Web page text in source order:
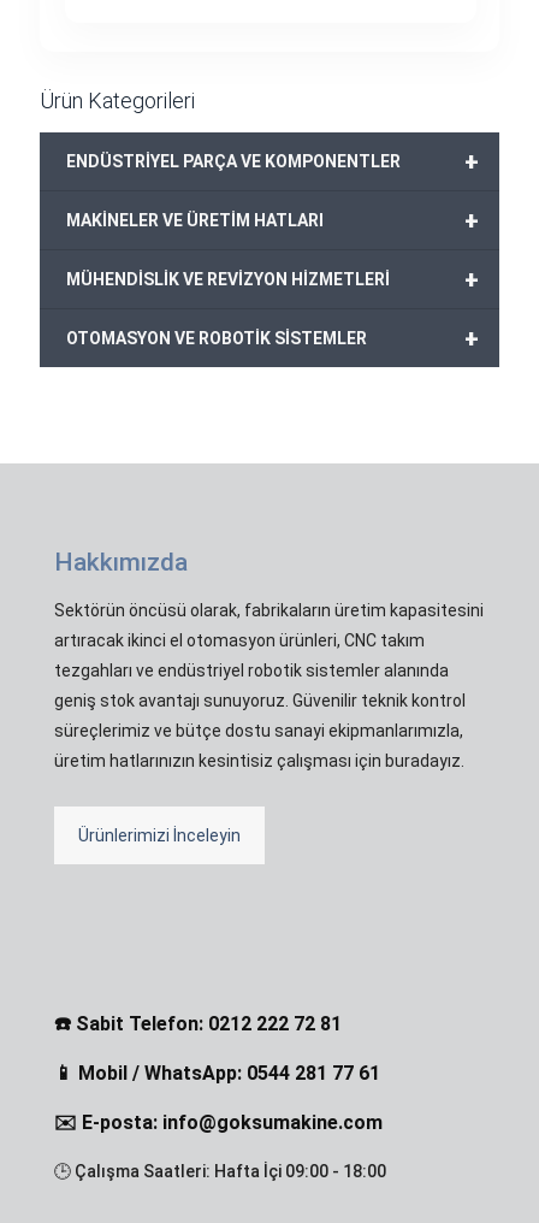
Ürün Kategorileri
+
ENDÜSTRİYEL PARÇA VE KOMPONENTLER
+
MAKİNELER VE ÜRETİM HATLARI
+
MÜHENDİSLİK VE REVİZYON HİZMETLERİ
+
OTOMASYON VE ROBOTİK SİSTEMLER
Hakkımızda
Sektörün öncüsü olarak, fabrikaların üretim kapasitesini
artıracak ikinci el otomasyon ürünleri, CNC takım
tezgahları ve endüstriyel robotik sistemler alanında
geniş stok avantajı sunuyoruz. Güvenilir teknik kontrol
süreçlerimiz ve bütçe dostu sanayi ekipmanlarımızla,
üretim hatlarınızın kesintisiz çalışması için buradayız.
Ürünlerimizi İnceleyin
☎️ Sabit Telefon: 0212 222 72 81
📱 Mobil / WhatsApp: 0544 281 77 61
✉️ E-posta: info@goksumakine.com
🕒 Çalışma Saatleri: Hafta İçi 09:00 - 18:00